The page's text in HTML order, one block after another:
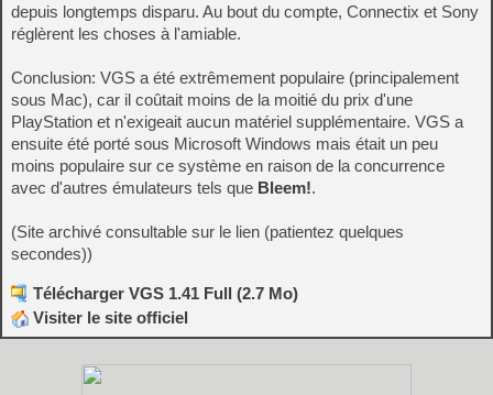
depuis longtemps disparu. Au bout du compte, Connectix et Sony
réglèrent les choses à l'amiable.
Conclusion: VGS a été extrêmement populaire (principalement
sous Mac), car il coûtait moins de la moitié du prix d'une
PlayStation et n'exigeait aucun matériel supplémentaire. VGS a
ensuite été porté sous Microsoft Windows mais était un peu
moins populaire sur ce système en raison de la concurrence
avec d'autres émulateurs tels que Bleem!.
(Site archivé consultable sur le lien (patientez quelques
secondes))
Télécharger VGS 1.41 Full (2.7 Mo)
Visiter le site officiel